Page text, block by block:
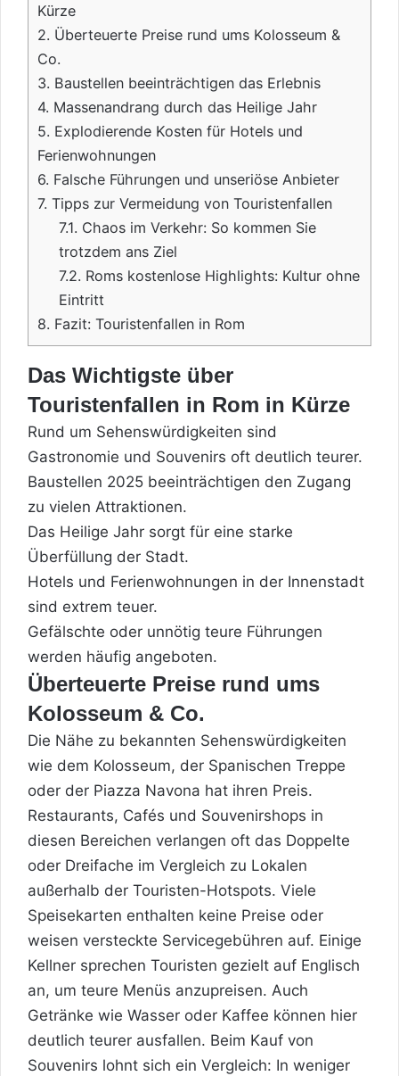
Kürze
2. Überteuerte Preise rund ums Kolosseum &
Co.
3. Baustellen beeinträchtigen das Erlebnis
4. Massenandrang durch das Heilige Jahr
5. Explodierende Kosten für Hotels und
Ferienwohnungen
6. Falsche Führungen und unseriöse Anbieter
7. Tipps zur Vermeidung von Touristenfallen
7.1. Chaos im Verkehr: So kommen Sie
trotzdem ans Ziel
7.2. Roms kostenlose Highlights: Kultur ohne
Eintritt
8. Fazit: Touristenfallen in Rom
Das Wichtigste über
Touristenfallen in Rom in Kürze
Rund um Sehenswürdigkeiten sind
Gastronomie und Souvenirs oft deutlich teurer.
Baustellen 2025 beeinträchtigen den Zugang
zu vielen Attraktionen.
Das Heilige Jahr sorgt für eine starke
Überfüllung der Stadt.
Hotels und Ferienwohnungen in der Innenstadt
sind extrem teuer.
Gefälschte oder unnötig teure Führungen
werden häufig angeboten.
Überteuerte Preise rund ums
Kolosseum & Co.
Die Nähe zu bekannten Sehenswürdigkeiten
wie dem Kolosseum, der Spanischen Treppe
oder der Piazza Navona hat ihren Preis.
Restaurants, Cafés und Souvenirshops in
diesen Bereichen verlangen oft das Doppelte
oder Dreifache im Vergleich zu Lokalen
außerhalb der Touristen-Hotspots. Viele
Speisekarten enthalten keine Preise oder
weisen versteckte Servicegebühren auf. Einige
Kellner sprechen Touristen gezielt auf Englisch
an, um teure Menüs anzupreisen. Auch
Getränke wie Wasser oder Kaffee können hier
deutlich teurer ausfallen. Beim Kauf von
Souvenirs lohnt sich ein Vergleich: In weniger